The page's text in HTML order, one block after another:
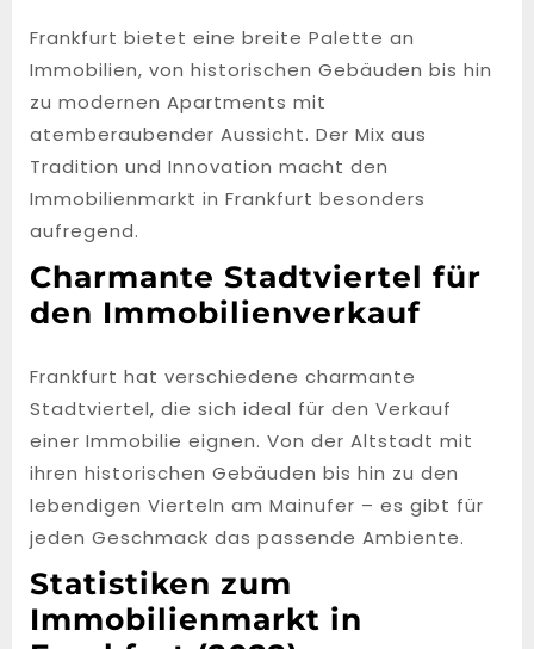
Frankfurt bietet eine breite Palette an
Immobilien, von historischen Gebäuden bis hin
zu modernen Apartments mit
atemberaubender Aussicht. Der Mix aus
Tradition und Innovation macht den
Immobilienmarkt in Frankfurt besonders
aufregend.
Charmante Stadtviertel für
den Immobilienverkauf
Frankfurt hat verschiedene charmante
Stadtviertel, die sich ideal für den Verkauf
einer Immobilie eignen. Von der Altstadt mit
ihren historischen Gebäuden bis hin zu den
lebendigen Vierteln am Mainufer – es gibt für
jeden Geschmack das passende Ambiente.
Statistiken zum
Immobilienmarkt in